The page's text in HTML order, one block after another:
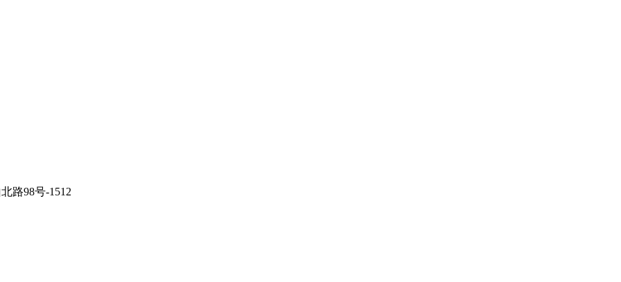
路98号-1512